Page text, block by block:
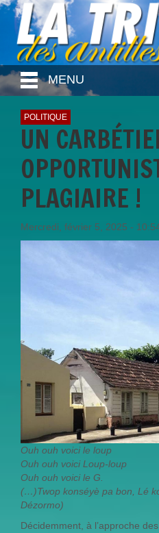
MENU
POLITIQUE
UN
PLAGIAIRE !
Mercredi, février 5, 2025 -
Ouh ouh voici le loup
Ouh ouh voici Loup-loup
Ouh ouh voici le G.
(…)Twop konséyè pa bon, Lé
Dézormo)
Décidemment, à l’approche